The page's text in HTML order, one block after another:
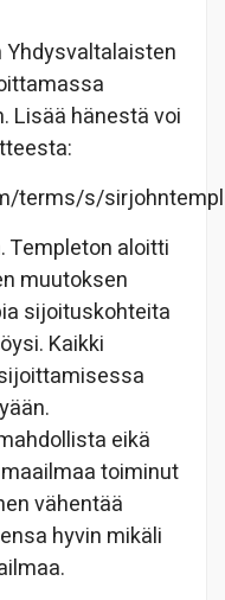
Lisää hänestä voi
terms/s/
Templeton aloitti
muutoksen
sijoituskohteita
Kaikki
eikä
toiminut
vähentää
hyvin mikäli